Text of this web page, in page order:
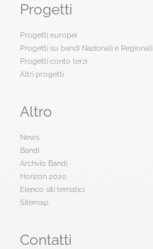
Progetti
Progetti europei
Progetti su bandi Nazionali e Regionali
Progetti conto terzi
Altri progetti
Altro
News
Bandi
Archvio Bandi
Horizon 2020
Elenco siti tematici
Sitemap
Contatti